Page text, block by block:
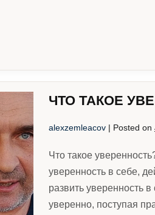
ЧТО ТАКОЕ
alexzemleacov| Posted on
Что такое
уверенность в себе,
развить уверенность
уверенно, поступая